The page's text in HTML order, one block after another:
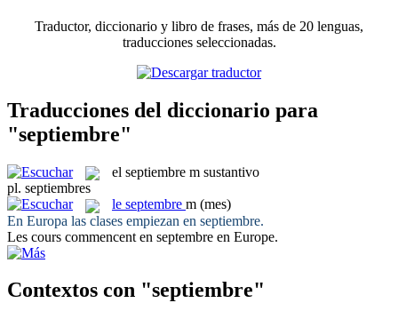
Traductor, diccionario y libro de frases, más de 20 lenguas,
traducciones seleccionadas.
Traducciones del diccionario para
"septiembre"
el septiembre m sustantivo
pl. septiembres
le septembre m (mes)
En Europa las clases empiezan en septiembre.
Les cours commencent en septembre en Europe.
Contextos con "septiembre"